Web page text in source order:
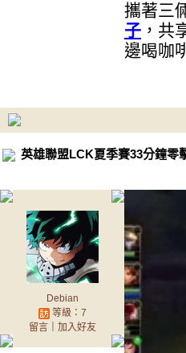
攜著三
子 ，共
邊喝咖
英雄聯盟LCK夏季賽33分鐘零
Debian
等級：7
留言｜ 加入好友